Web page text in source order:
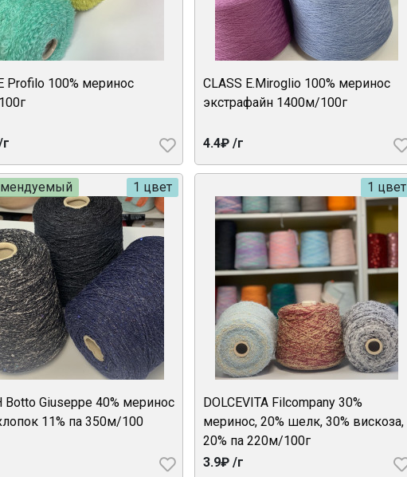
Profilo 100% меринос
CLASS E.Miroglio 100% меринос
экстрафайн 1400м/100г
4.4₽ /г
Botto Giuseppe 40% меринос
11% па 350м/100
1 цвет
DOLCEVITA Filcompany 30%
меринос, 20% шелк, 30% вискоза,
20% па 220м/100г
3.9₽ /г
1 цвет